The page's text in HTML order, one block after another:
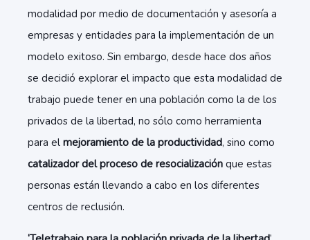
modalidad por medio de documentación y asesoría a
empresas y entidades para la implementación de un
modelo exitoso. Sin embargo, desde hace dos años
se decidió explorar el impacto que esta modalidad de
trabajo puede tener en una población como la de los
privados de la libertad, no sólo como herramienta
para el mejoramiento de la productividad, sino como
catalizador del proceso de resocialización que estas
personas están llevando a cabo en los diferentes
centros de reclusión.